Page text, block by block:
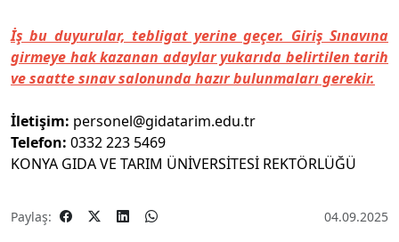
İş bu duyurular, tebligat yerine geçer. Giriş Sınavına
girmeye hak kazanan adaylar yukarıda belirtilen tarih
ve saatte sınav salonunda hazır bulunmaları gerekir.
İletişim: personel@gidatarim.edu.tr
Telefon: 0332 223 5469
KONYA GIDA VE TARIM ÜNİVERSİTESİ REKTÖRLÜĞÜ
Paylaş: 04.09.2025